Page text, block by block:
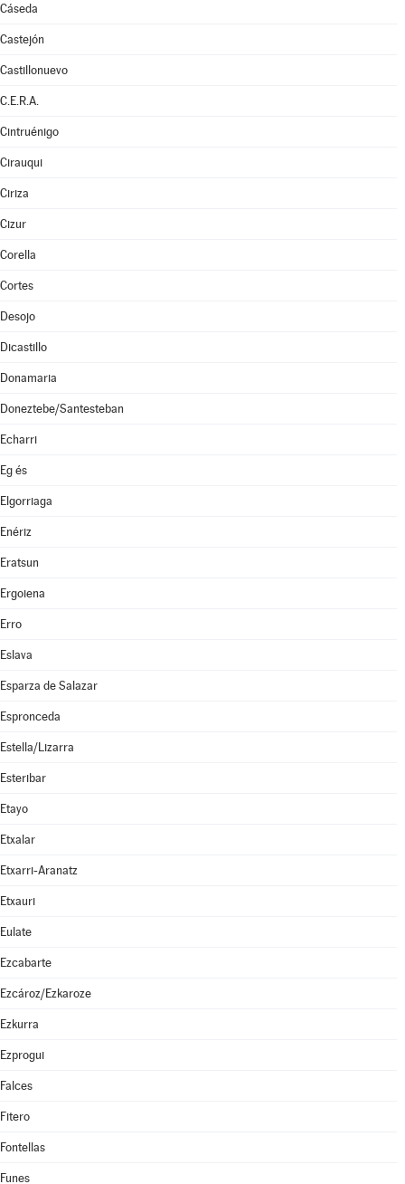
Cáseda
Castejón
Castillonuevo
C.E.R.A.
Cintruénigo
Cirauqui
Ciriza
Cizur
Corella
Cortes
Desojo
Dicastillo
Donamaria
Doneztebe/Santesteban
Echarri
Eg és
Elgorriaga
Enériz
Eratsun
Ergoiena
Erro
Eslava
Esparza de Salazar
Espronceda
Estella/Lizarra
Esteribar
Etayo
Etxalar
Etxarri-Aranatz
Etxauri
Eulate
Ezcabarte
Ezcároz/Ezkaroze
Ezkurra
Ezprogui
Falces
Fitero
Fontellas
Funes